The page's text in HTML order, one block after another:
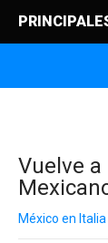
Vuelve
México en Italia